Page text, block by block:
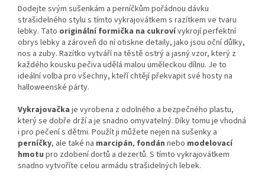
Dodejte svým sušenkám a perníčkům pořádnou dávku
strašidelného stylu s tímto vykrajovátkem s razítkem ve tvaru
lebky. Tato originální formička na cukrovívykrojí perfektní
obrys lebky a zároveň do ní otiskne detaily, jako jsou oční důlky,
nos a zuby. Razítko vytváří na těstě ostrý a jasný vzor, který z
každého kousku pečiva udělá malou uměleckou dílnu. Je to
ideální volba pro všechny, kteří chtějí překvapit své hosty na
halloweenské párty.
Vykrajovačka je vyrobena z odolného a bezpečného plastu,
který se dobře drží a je snadno omyvatelný. Díky tomu je vhodná
i pro pečení s dětmi. Použít ji můžete nejen na sušenky a
perníčky, ale také na marcipán, fondán nebo modelovací
hmotu pro zdobení dortů a dezertů. S tímto vykrajovátkem
snadno vytvoříte celou armádu strašidelných lebek.